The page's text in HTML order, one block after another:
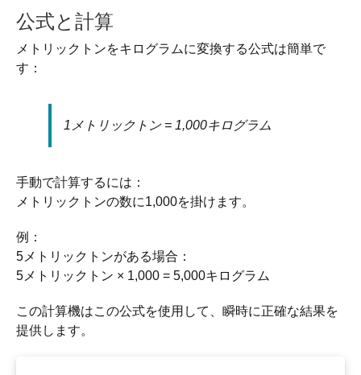
公式と計算
メトリックトンをキログラムに変換する公式は簡単で
す：
1メトリックトン = 1,000キログラム
手動で計算するには：
メトリックトンの数に1,000を掛けます。
例：
5メトリックトンがある場合：
5メトリックトン × 1,000 = 5,000キログラム
この計算機はこの公式を使用して、瞬時に正確な結果を
提供します。